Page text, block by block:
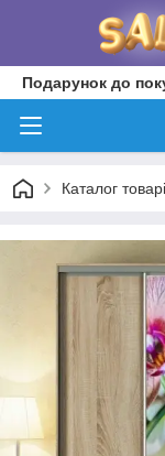
Подарунок до
Каталог